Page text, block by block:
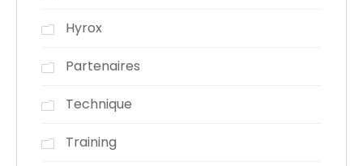
Hyrox
Partenaires
Technique
Training